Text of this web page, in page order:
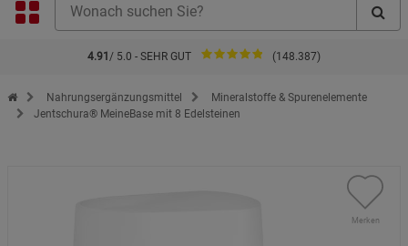
4.91 / 5.0 - SEHR GUT (148.387)
Zur Startseite des Kopp Verlag Online-Shop
Nahrungsergänzungsmittel
Mineralstoffe & Spurenelemente
Jentschura® MeineBase mit 8 Edelsteinen
Merken